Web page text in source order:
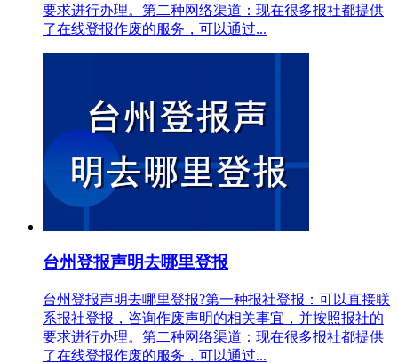
要求进行办理。第二种网络渠道：现在很多报社都提供
了在线登报作废的服务，可以通过...
台州登报声明去哪里登报
台州登报声明去哪里登报?第一种报社登报：可以直接联
系报社登报，咨询作废声明的相关事宜，并按照报社的
要求进行办理。第二种网络渠道：现在很多报社都提供
了在线登报作废的服务，可以通过...